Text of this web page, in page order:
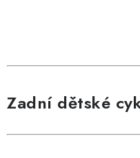
Zadní dětské